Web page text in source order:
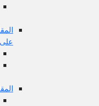
المقام
على
المقام